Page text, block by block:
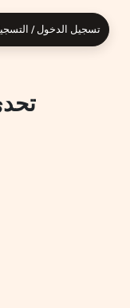
تسجيل الدخول /